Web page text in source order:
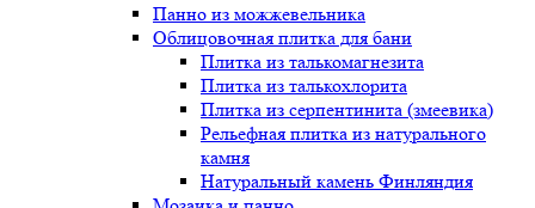
Панно из можжевельника
Облицовочная плитка для бани
Плитка из талькомагнезита
Плитка из талькохлорита
Плитка из серпентинита (змеевика)
Рельефная плитка из натурального
камня
Натуральный камень Финляндия